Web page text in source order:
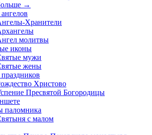
→
Хранители
молитвы
иконы
мужи
жены
Христово
Пресвятой Богородицы
паломника
с малом